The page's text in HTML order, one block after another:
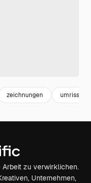
zeichnungen umriss
Arbeit zu verwirklichen.
Unternehmen,